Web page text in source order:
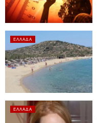
ΕΛΛΆΔΑ
ΕΛΛΆΔΑ